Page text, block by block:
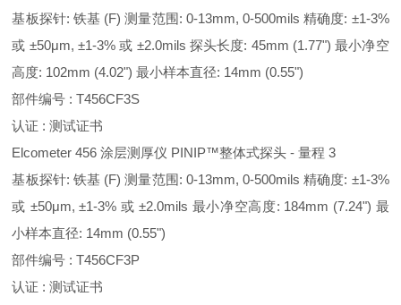
基板探针: 铁基 (F) 测量范围: 0-13mm, 0-500mils 精确度: ±1-3%
或 ±50μm, ±1-3% 或 ±2.0mils 探头长度: 45mm (1.77") 最小净空
高度: 102mm (4.02") 最小样本直径: 14mm (0.55")
部件编号 : T456CF3S
认证 : 测试证书
Elcometer 456 涂层测厚仪 PINIP™整体式探头 - 量程 3
基板探针: 铁基 (F) 测量范围: 0-13mm, 0-500mils 精确度: ±1-3%
或 ±50μm, ±1-3% 或 ±2.0mils 最小净空高度: 184mm (7.24") 最
小样本直径: 14mm (0.55")
部件编号 : T456CF3P
认证 : 测试证书